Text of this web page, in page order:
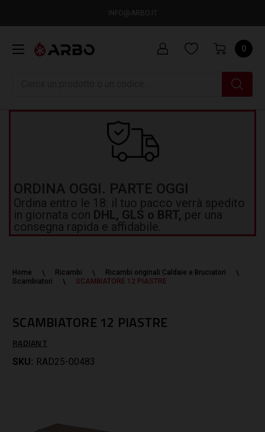
INFO@ARBO.IT
0
ORDINA OGGI. PARTE OGGI
Ordina entro le 18: il tuo pacco verrà spedito
in giornata con DHL, GLS o BRT, per una
consegna rapida e affidabile.
Home Ricambi
Ricambi originali Caldaie e Bruciatori
Scambiatori
SCAMBIATORE 12 PIASTRE
SCAMBIATORE 12 PIASTRE
RADIANT
SKU: RAD25-00483